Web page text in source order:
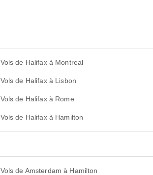
Vols de Halifax à Montreal
Vols de Halifax à Lisbon
Vols de Halifax à Rome
Vols de Halifax à Hamilton
Vols de Amsterdam à Hamilton